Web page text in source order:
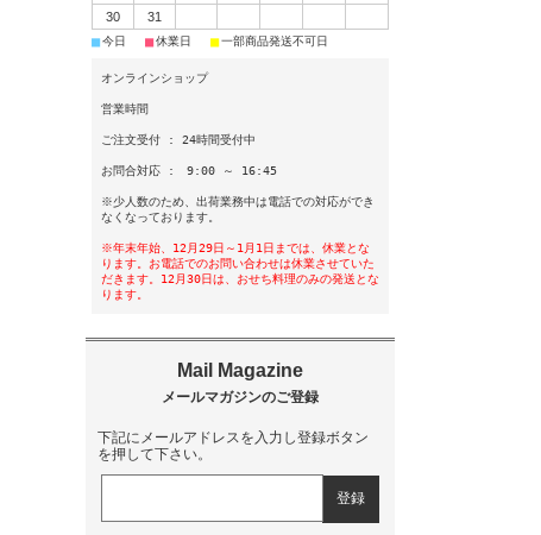
30
31
■今日 ■休業日 ■一部商品発送不可日
オンラインショップ
営業時間
ご注文受付 : 24時間受付中
お問合対応 : 9:00 ～ 16:45
※少人数のため、出荷業務中は電話での対応ができ
なくなっております。
※年末年始、12月29日～1月1日までは、休業とな
ります。お電話でのお問い合わせは休業させていた
だきます。12月30日は、おせち料理のみの発送とな
ります。
下記にメールアドレスを入力し登録ボタン
を押して下さい。